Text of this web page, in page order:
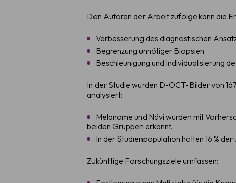
Den Autoren der Arbeit zufolge kann die
Verbesserung des diagnostischen
Begrenzung unnötiger Biopsien
Beschleunigung und Individualisierung
In der Studie wurden D-OCT-Bilder von
analysiert:
Melanome und Nävi wurden mit
beiden Gruppen erkannt.
In der Studienpopulation hätten 16 %
Zukünftige Forschungsziele umfassen: